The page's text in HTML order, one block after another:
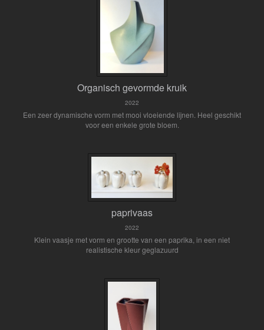
Organisch gevormde kruik
2022
Een zeer dynamische vorm met mooi vloeiende lijnen. Heel geschikt
voor een enkele grote bloem.
paprivaas
2022
Klein vaasje met vorm en grootte van een paprika, in een niet
realistische kleur geglazuurd